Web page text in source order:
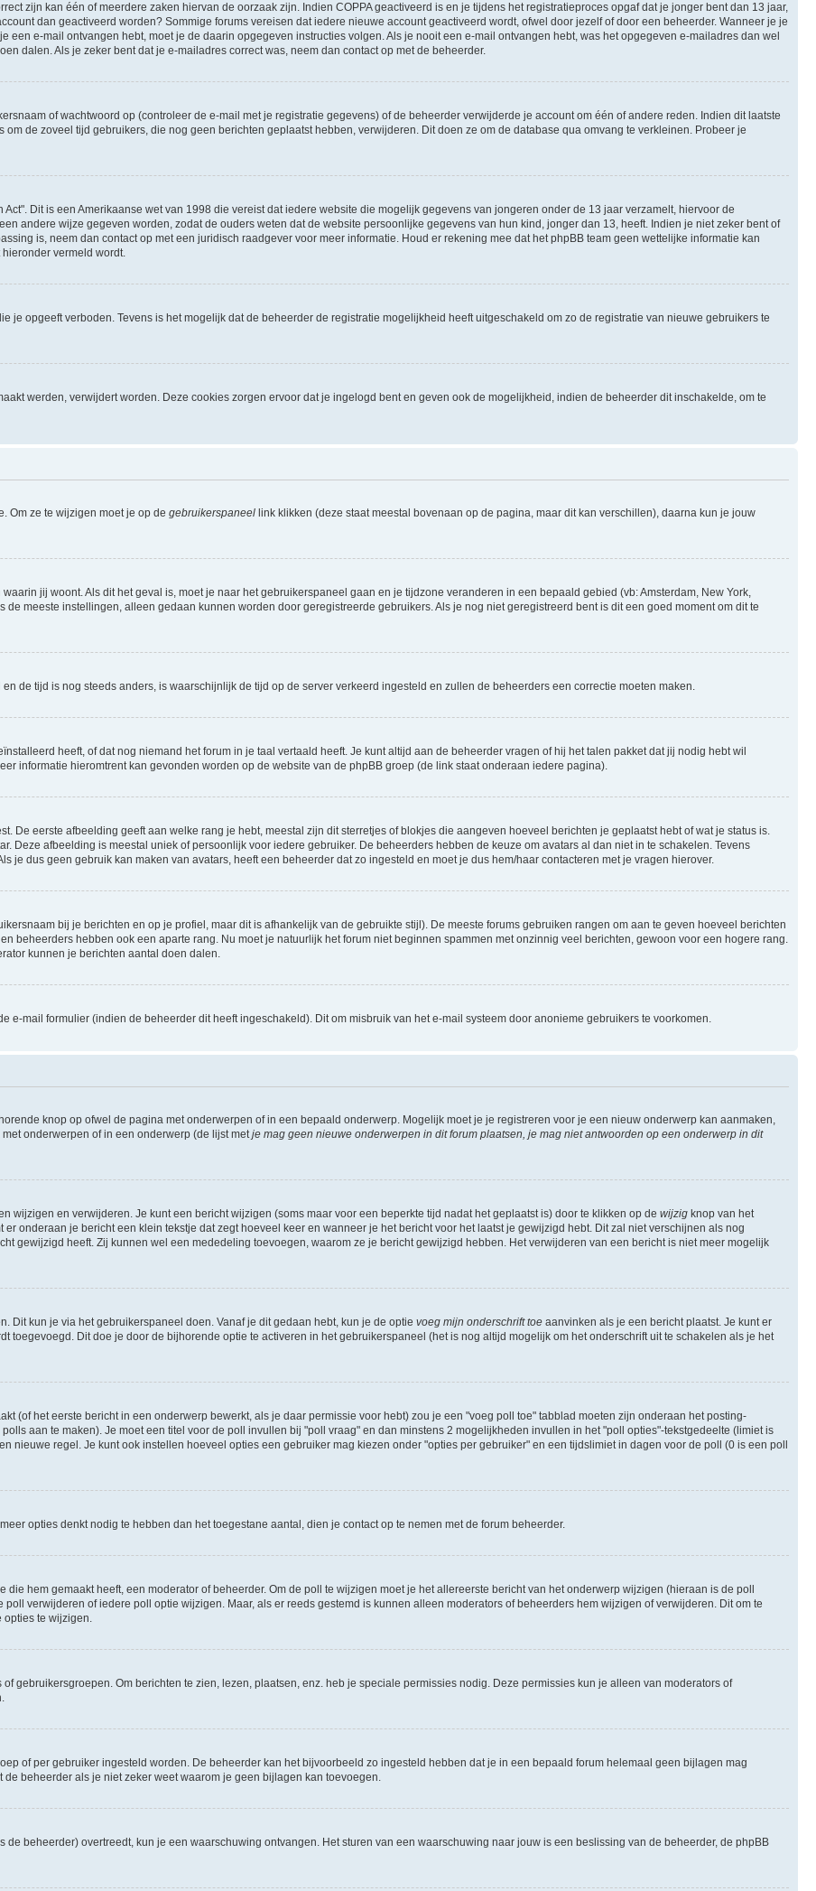
zijn kan één of meerdere zaken hiervan de oorzaak zijn. Indien COPPA geactiveerd is en je tijdens het registratieproces opgaf dat je jonger bent dan 13 jaar,
dan geactiveerd worden? Sommige forums vereisen dat iedere nieuwe account geactiveerd wordt, ofwel door jezelf of door een beheerder. Wanneer je je
e-mail ontvangen hebt, moet je de daarin opgegeven instructies volgen. Als je nooit een e-mail ontvangen hebt, was het opgegeven e-mailadres dan wel
dalen. Als je zeker bent dat je e-mailadres correct was, neem dan contact op met de beheerder.
of wachtwoord op (controleer de e-mail met je registratie gegevens) of de beheerder verwijderde je account om één of andere reden. Indien dit laatste
de zoveel tijd gebruikers, die nog geen berichten geplaatst hebben, verwijderen. Dit doen ze om de database qua omvang te verkleinen. Probeer je
Dit is een Amerikaanse wet van 1998 die vereist dat iedere website die mogelijk gegevens van jongeren onder de 13 jaar verzamelt, hiervoor de
andere wijze gegeven worden, zodat de ouders weten dat de website persoonlijke gegevens van hun kind, jonger dan 13, heeft. Indien je niet zeker bent of
is, neem dan contact op met een juridisch raadgever voor meer informatie. Houd er rekening mee dat het phpBB team geen wettelijke informatie kan
vermeld wordt.
je opgeeft verboden. Tevens is het mogelijk dat de beheerder de registratie mogelijkheid heeft uitgeschakeld om zo de registratie van nieuwe gebruikers te
werden, verwijdert worden. Deze cookies zorgen ervoor dat je ingelogd bent en geven ook de mogelijkheid, indien de beheerder dit inschakelde, om te
Om ze te wijzigen moet je op de gebruikerspaneel link klikken (deze staat meestal bovenaan op de pagina, maar dit kan verschillen), daarna kun je jouw
jij woont. Als dit het geval is, moet je naar het gebruikerspaneel gaan en je tijdzone veranderen in een bepaald gebied (vb: Amsterdam, New York,
meeste instellingen, alleen gedaan kunnen worden door geregistreerde gebruikers. Als je nog niet geregistreerd bent is dit een goed moment om dit te
de tijd is nog steeds anders, is waarschijnlijk de tijd op de server verkeerd ingesteld en zullen de beheerders een correctie moeten maken.
heeft, of dat nog niemand het forum in je taal vertaald heeft. Je kunt altijd aan de beheerder vragen of hij het talen pakket dat jij nodig hebt wil
informatie hieromtrent kan gevonden worden op de website van de phpBB groep (de link staat onderaan iedere pagina).
De eerste afbeelding geeft aan welke rang je hebt, meestal zijn dit sterretjes of blokjes die aangeven hoeveel berichten je geplaatst hebt of wat je status is.
Deze afbeelding is meestal uniek of persoonlijk voor iedere gebruiker. De beheerders hebben de keuze om avatars al dan niet in te schakelen. Tevens
je dus geen gebruik kan maken van avatars, heeft een beheerder dat zo ingesteld en moet je dus hem/haar contacteren met je vragen hierover.
bij je berichten en op je profiel, maar dit is afhankelijk van de gebruikte stijl). De meeste forums gebruiken rangen om aan te geven hoeveel berichten
beheerders hebben ook een aparte rang. Nu moet je natuurlijk het forum niet beginnen spammen met onzinnig veel berichten, gewoon voor een hogere rang.
kunnen je berichten aantal doen dalen.
mail formulier (indien de beheerder dit heeft ingeschakeld). Dit om misbruik van het e-mail systeem door anonieme gebruikers te voorkomen.
knop op ofwel de pagina met onderwerpen of in een bepaald onderwerp. Mogelijk moet je je registreren voor je een nieuw onderwerp kan aanmaken,
onderwerpen of in een onderwerp (de lijst metje mag geen nieuwe onderwerpen in dit forum plaatsen, je mag niet antwoorden op een onderwerp in dit
wijzigen en verwijderen. Je kunt een bericht wijzigen (soms maar voor een beperkte tijd nadat het geplaatst is) door te klikken op de wijzig knop van het
onderaan je bericht een klein tekstje dat zegt hoeveel keer en wanneer je het bericht voor het laatst je gewijzigd hebt. Dit zal niet verschijnen als nog
gewijzigd heeft. Zij kunnen wel een mededeling toevoegen, waarom ze je bericht gewijzigd hebben. Het verwijderen van een bericht is niet meer mogelijk
Dit kun je via het gebruikerspaneel doen. Vanaf je dit gedaan hebt, kun je de optie voeg mijn onderschrift toe aanvinken als je een bericht plaatst. Je kunt er
toegevoegd. Dit doe je door de bijhorende optie te activeren in het gebruikerspaneel (het is nog altijd mogelijk om het onderschrift uit te schakelen als je het
(of het eerste bericht in een onderwerp bewerkt, als je daar permissie voor hebt) zou je een "voeg poll toe" tabblad moeten zijn onderaan het posting-
aan te maken). Je moet een titel voor de poll invullen bij "poll vraag" en dan minstens 2 mogelijkheden invullen in het "poll opties"-tekstgedeelte (limiet is
nieuwe regel. Je kunt ook instellen hoeveel opties een gebruiker mag kiezen onder "opties per gebruiker" en een tijdslimiet in dagen voor de poll (0 is een poll
opties denkt nodig te hebben dan het toegestane aantal, dien je contact op te nemen met de forum beheerder.
hem gemaakt heeft, een moderator of beheerder. Om de poll te wijzigen moet je het allereerste bericht van het onderwerp wijzigen (hieraan is de poll
verwijderen of iedere poll optie wijzigen. Maar, als er reeds gestemd is kunnen alleen moderators of beheerders hem wijzigen of verwijderen. Dit om te
opties te wijzigen.
gebruikersgroepen. Om berichten te zien, lezen, plaatsen, enz. heb je speciale permissies nodig. Deze permissies kun je alleen van moderators of
of per gebruiker ingesteld worden. De beheerder kan het bijvoorbeeld zo ingesteld hebben dat je in een bepaald forum helemaal geen bijlagen mag
beheerder als je niet zeker weet waarom je geen bijlagen kan toevoegen.
beheerder) overtreedt, kun je een waarschuwing ontvangen. Het sturen van een waarschuwing naar jouw is een beslissing van de beheerder, de phpBB